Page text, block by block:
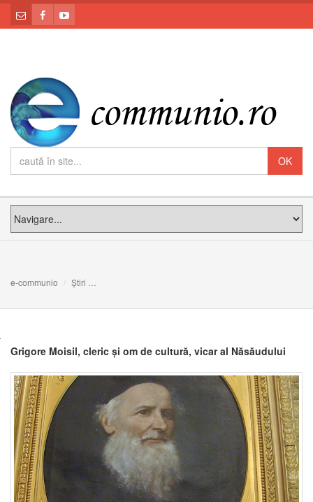
e-communio Știri
Grigore Moisil, cleric și om de cultură, vicar al Năsăudului